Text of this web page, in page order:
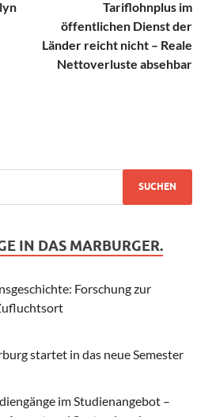
Tariflohnplus im
öffentlichen Dienst der
Länder reicht nicht – Reale
Nettoverluste absehbar
IN DAS MARBURGER.
Forschung zur
startet in das neue Semester
im Studienangebot –